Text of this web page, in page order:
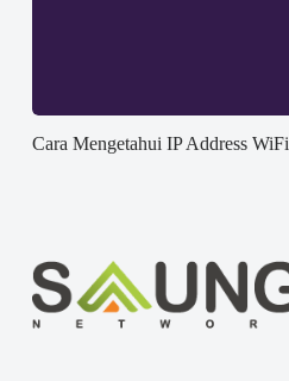
Cara Mengetahui IP Address WiFi